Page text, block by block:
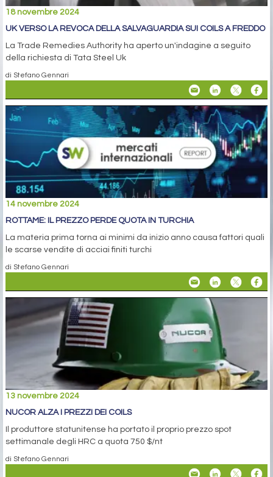
18 novembre 2024
UK VERSO LA REVOCA DELLA SALVAGUARDIA SUI COILS A FREDDO
La Trade Remedies Authority ha aperto un'indagine a seguito
della richiesta di Tata Steel Uk
di Stefano Gennari
14 novembre 2024
ROTTAME: IL PREZZO PERDE QUOTA IN TURCHIA
La materia prima torna ai minimi da inizio anno causa fattori quali
le scarse vendite di acciai finiti turchi
di Stefano Gennari
13 novembre 2024
NUCOR ALZA I PREZZI DEI COILS
Il produttore statunitense ha portato il proprio prezzo spot
settimanale degli HRC a quota 750 $/nt
di Stefano Gennari